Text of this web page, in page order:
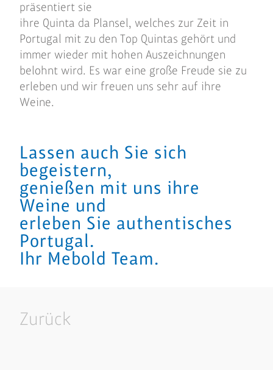
präsentiert sie
ihre Quinta da Plansel, welches zur Zeit in
Portugal mit zu den Top Quintas gehört und
immer wieder mit hohen Auszeichnungen
belohnt wird. Es war eine große Freude sie zu
erleben und wir freuen uns sehr auf ihre
Weine.
Lassen auch Sie sich
begeistern,
genießen mit uns ihre
Weine und
erleben Sie authentisches
Portugal.
Ihr Mebold Team.
Zurück